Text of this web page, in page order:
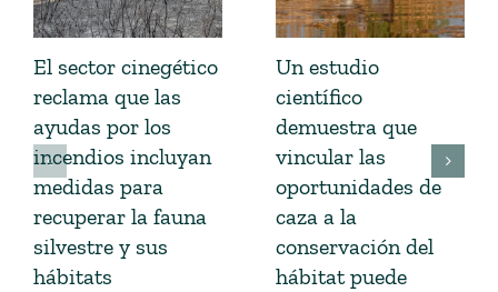
El sector cinegético
reclama que las
ayudas por los
incendios incluyan
medidas para
recuperar la fauna
silvestre y sus
hábitats
Un estudio
científico
demuestra que
vincular las
oportunidades de
caza a la
conservación del
hábitat puede